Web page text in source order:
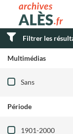
Archives
Filtrer les
Multimédias
Filtre les
Sans
Période
Filtre les
1901-2000